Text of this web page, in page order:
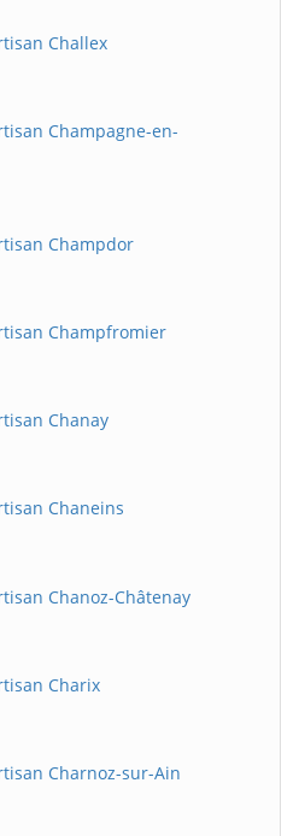
Challex
Champagne-en-
Champdor
Champfromier
Chanay
Chaneins
Chanoz-Châtenay
Charix
Charnoz-sur-Ain